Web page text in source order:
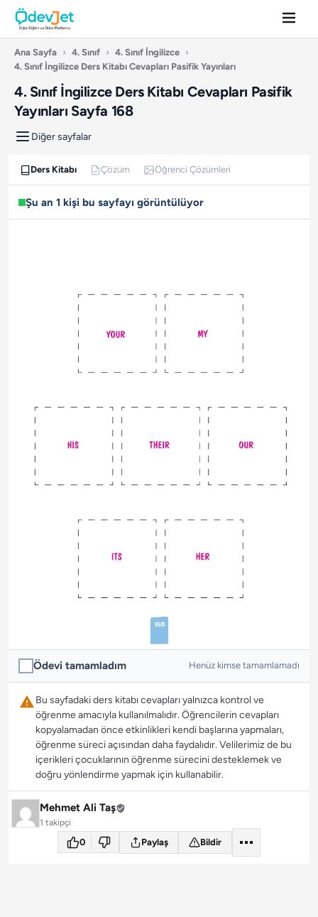
Ana Sayfa › 4. Sınıf › 4. Sınıf İngilizce ›
4. Sınıf İngilizce Ders Kitabı Cevapları Pasifik Yayınları
4. Sınıf İngilizce Ders Kitabı Cevapları Pasifik
Yayınları Sayfa 168
Diğer sayfalar
Ders Kitabı Çözüm Öğrenci Çözümleri
Şu an 1 kişi bu sayfayı görüntülüyor
Ödevi tamamladım Henüz kimse tamamlamadı
Bu sayfadaki ders kitabı cevapları yalnızca kontrol ve
öğrenme amacıyla kullanılmalıdır. Öğrencilerin cevapları
kopyalamadan önce etkinlikleri kendi başlarına yapmaları,
öğrenme süreci açısından daha faydalıdır. Velilerimiz de bu
içerikleri çocuklarının öğrenme sürecini desteklemek ve
doğru yönlendirme yapmak için kullanabilir.
Mehmet Ali Taş
1 takipçi
0 Paylaş Bildir